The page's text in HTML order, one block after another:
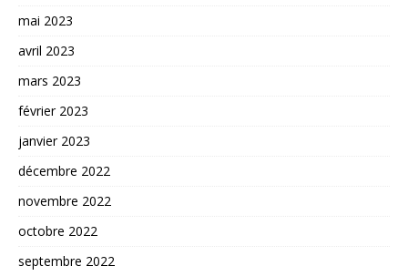
mai 2023
avril 2023
mars 2023
février 2023
janvier 2023
décembre 2022
novembre 2022
octobre 2022
septembre 2022